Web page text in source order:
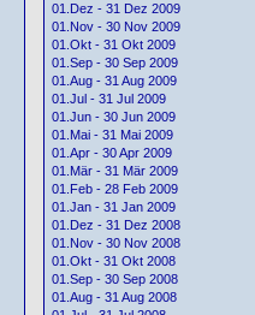
01.Dez - 31 Dez 2009
01.Nov - 30 Nov 2009
01.Okt - 31 Okt 2009
01.Sep - 30 Sep 2009
01.Aug - 31 Aug 2009
01.Jul - 31 Jul 2009
01.Jun - 30 Jun 2009
01.Mai - 31 Mai 2009
01.Apr - 30 Apr 2009
01.Mär - 31 Mär 2009
01.Feb - 28 Feb 2009
01.Jan - 31 Jan 2009
01.Dez - 31 Dez 2008
01.Nov - 30 Nov 2008
01.Okt - 31 Okt 2008
01.Sep - 30 Sep 2008
01.Aug - 31 Aug 2008